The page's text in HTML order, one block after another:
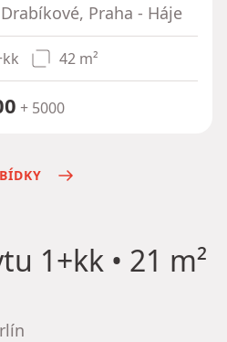
Praha - Háje
42 m²
+ 5000
1+kk • 21 m²